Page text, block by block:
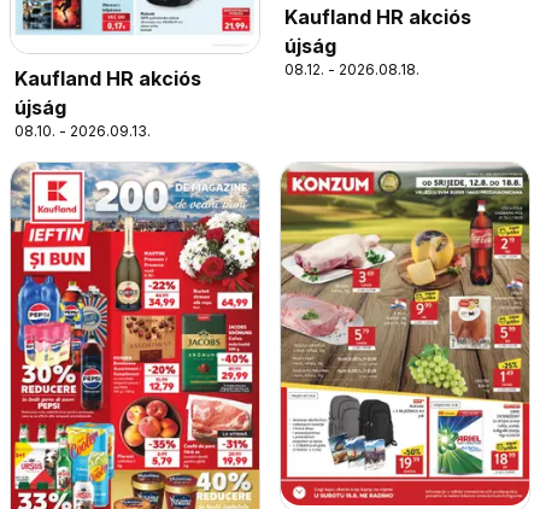
Kaufland HR akciós
újság
08.10. - 2026.09.13.
Kaufland HR akciós
újság
08.12. - 2026.08.18.